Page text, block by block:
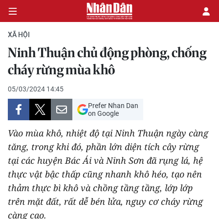
CHÍNH TRỊ
KINH TẾ
VĂN HÓA
XÃ HỘI
PHÁP LUẬT
DU LỊCH
THẾ GIỚI
XÃ HỘI
Ninh Thuận chủ động phòng, chống
cháy rừng mùa khô
05/03/2024 14:45
Prefer Nhan Dan
on Google
Vào mùa khô, nhiệt độ tại Ninh Thuận ngày càng
tăng, trong khi đó, phần lớn diện tích cây rừng
tại các huyện Bác Ái và Ninh Sơn đã rụng lá, hệ
thực vật bậc thấp cũng nhanh khô héo, tạo nên
thảm thực bì khô và chồng tầng tầng, lớp lớp
trên mặt đất, rất dễ bén lửa, nguy cơ cháy rừng
càng cao.